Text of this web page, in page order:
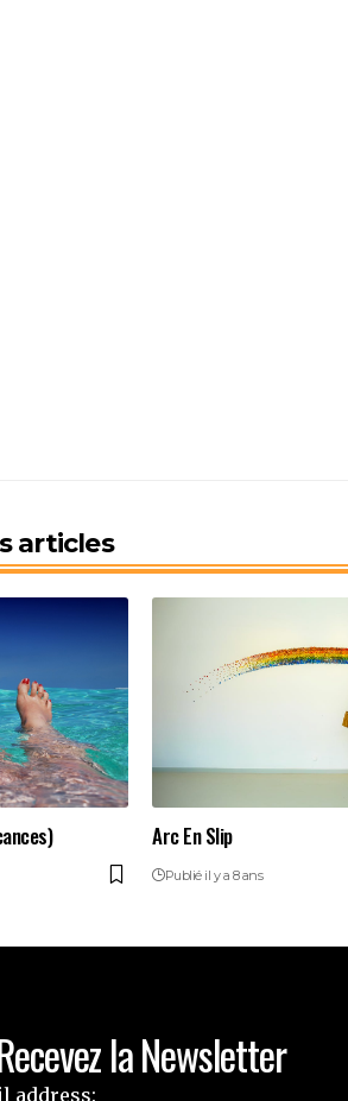
articles
Arc En Slip
Publié il y a 8 ans
la Newsletter
address: